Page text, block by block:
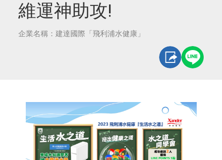
維運神助攻!
企業名稱：建達國際「飛利浦水健康」